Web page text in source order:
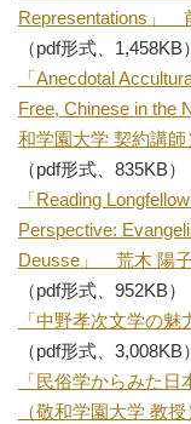
Representations」
（pdf形式、1,458KB）
「Anecdotal
Free, Chinese in the
和学園大学 契約講師
（pdf形式、835KB）
「Reading
Perspective:
Deusse 」 荒木 陽子
（pdf形式、952KB）
「中野孝次文学の
（pdf形式、3,008KB）
「民俗学からみた
（敬和学園大学 教授